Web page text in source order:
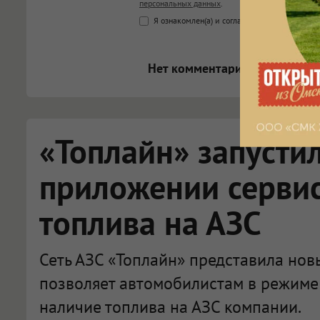
<b>, <strong>, <u>, <i>, <em>,
<blockquote>, <code>
[img]адрес[/img] будет
персональных данных.
Я ознакомлен(а) и согласен(а) с
Правилами
Нет комментариев.
«Топлайн»
приложении
топлива на АЗС
Сеть АЗС «Топлайн» представила
позволяет автомобилистам в
наличие топлива на АЗС компании.